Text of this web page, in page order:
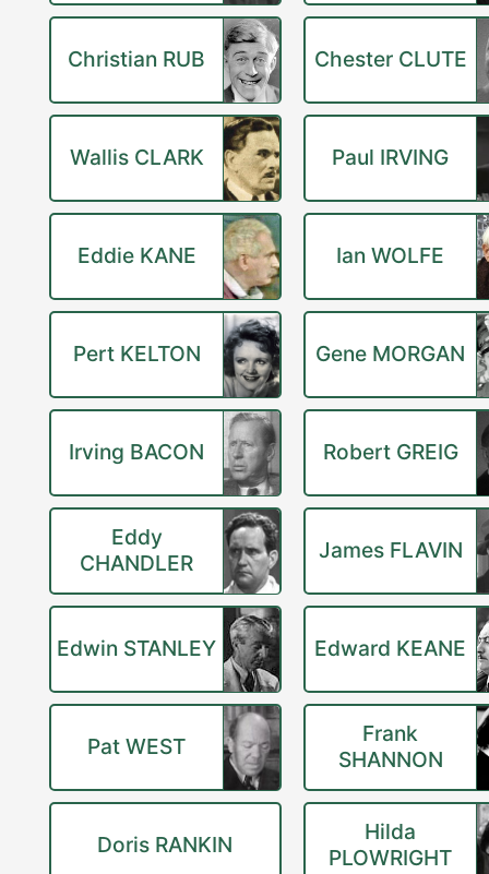
Christian RUB Chester CLUTE
Wallis CLARK Paul IRVING
Eddie KANE Ian WOLFE
Pert KELTON Gene MORGAN
Irving BACON Robert GREIG
Eddy
CHANDLER
James FLAVIN
Edwin STANLEY Edward KEANE
Pat WEST
Frank
SHANNON
Doris RANKIN
Hilda
PLOWRIGHT